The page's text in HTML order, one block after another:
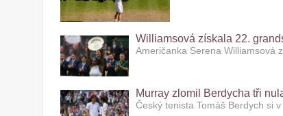
Williamsová získala 22.
Američanka Serena Williamsová
Murray zlomil Berdycha tři
Český tenista Tomáš Berdych si